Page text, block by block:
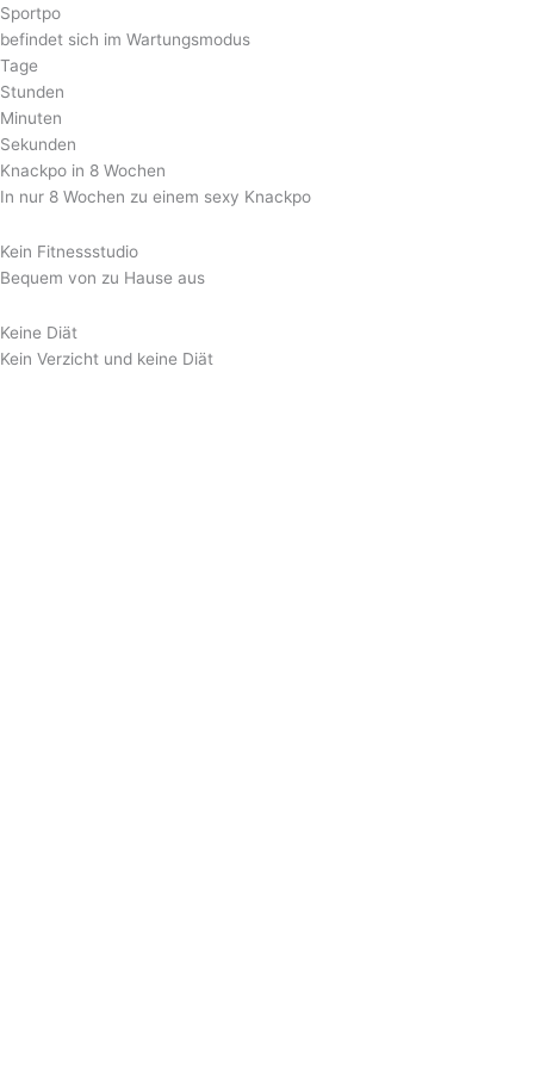
Sportpo
befindet sich im Wartungsmodus
Tage
Stunden
Minuten
Sekunden
Knackpo in 8 Wochen
In nur 8 Wochen zu einem sexy Knackpo
Kein Fitnessstudio
Bequem von zu Hause aus
Keine Diät
Kein Verzicht und keine Diät